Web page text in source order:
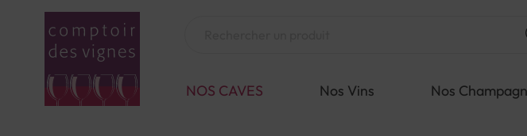
NOS CAVES Nos Vins Nos